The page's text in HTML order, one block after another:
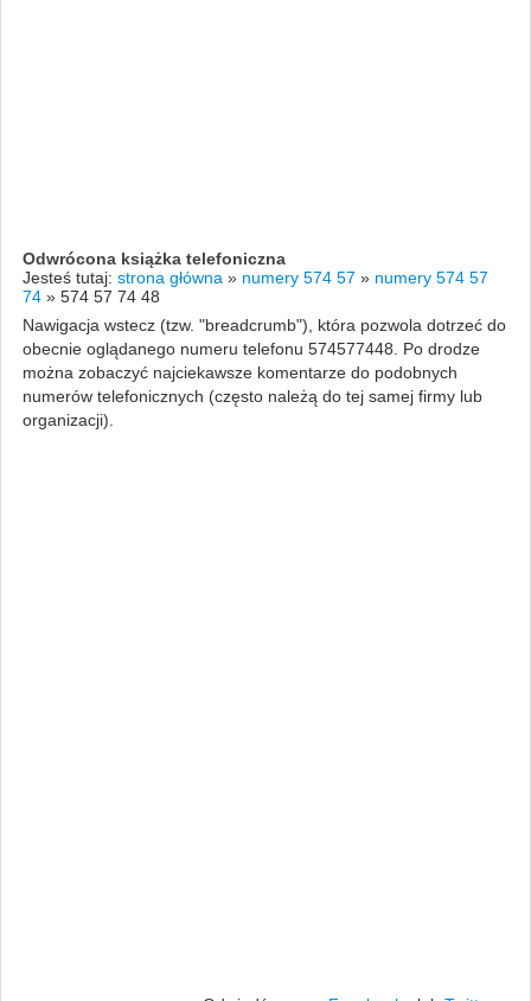
Odwrócona książka telefoniczna
Jesteś tutaj: strona główna » numery 574 57 » numery 574 57
74 » 574 57 74 48
Nawigacja wstecz (tzw. "breadcrumb"), która pozwola dotrzeć do
obecnie oglądanego numeru telefonu 574577448. Po drodze
można zobaczyć najciekawsze komentarze do podobnych
numerów telefonicznych (często należą do tej samej firmy lub
organizacji).